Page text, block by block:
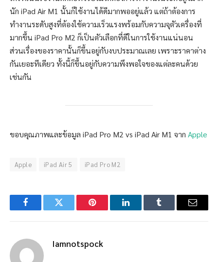
นัก iPad Air M1 นั้นก็ใช้งานได้ดีมากพออยู่แล้ว แต่ถ้าต้องการ
ทำงานระดับสูงที่ต้องใช้ความเร็วแรงพร้อมกับความจุตัวเครื่องที่
มากขึ้น iPad Pro M2 ก็เป็นตัวเลือกที่ดีในการใช้งานแน่นอน
ส่วนเรื่องของราคานั้นก็ขึ้นอยู่กับงบประมาณเลย เพราะราคาต่าง
กันเยอะทีเดียว ทั้งนี้ก็ขึ้นอยู่กับความพึงพอใจของแต่ละคนด้วย
เช่นกัน
ขอบคุณภาพและข้อมูล iPad Pro M2 vs iPad Air M1 จาก Apple
Apple iPad Air 5 iPad Pro M2
FacebookTwitter Pinterest LinkedInTumblr Email
Iamnotspock